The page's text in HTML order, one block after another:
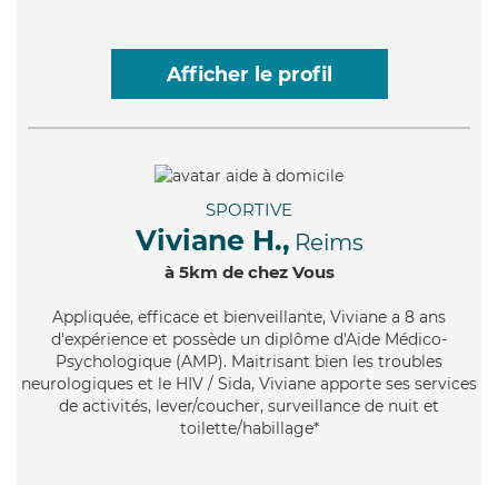
Afficher le profil
SPORTIVE
Viviane H., Reims
à 5km de chez Vous
Appliquée, efficace et bienveillante, Viviane a 8 ans
d'expérience et possède un diplôme d'Aide Médico-
Psychologique (AMP). Maitrisant bien les troubles
neurologiques et le HIV / Sida, Viviane apporte ses services
de activités, lever/coucher, surveillance de nuit et
toilette/habillage*